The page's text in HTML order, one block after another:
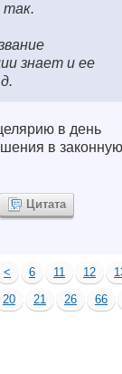
так.
знает и ее
в день
в законную
Цитата
< 6 11 12
20 21 26
66